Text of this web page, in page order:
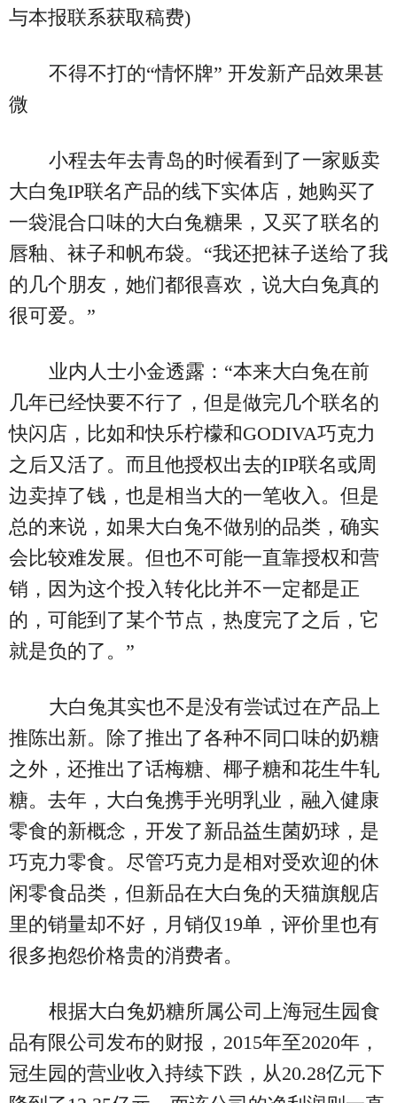
与本报联系获取稿费)
不得不打的“情怀牌” 开发新产品效果甚
微
小程去年去青岛的时候看到了一家贩卖
大白兔IP联名产品的线下实体店，她购买了
一袋混合口味的大白兔糖果，又买了联名的
唇釉、袜子和帆布袋。“我还把袜子送给了我
的几个朋友，她们都很喜欢，说大白兔真的
很可爱。”
业内人士小金透露：“本来大白兔在前
几年已经快要不行了，但是做完几个联名的
快闪店，比如和快乐柠檬和GODIVA巧克力
之后又活了。而且他授权出去的IP联名或周
边卖掉了钱，也是相当大的一笔收入。但是
总的来说，如果大白兔不做别的品类，确实
会比较难发展。但也不可能一直靠授权和营
销，因为这个投入转化比并不一定都是正
的，可能到了某个节点，热度完了之后，它
就是负的了。”
大白兔其实也不是没有尝试过在产品上
推陈出新。除了推出了各种不同口味的奶糖
之外，还推出了话梅糖、椰子糖和花生牛轧
糖。去年，大白兔携手光明乳业，融入健康
零食的新概念，开发了新品益生菌奶球，是
巧克力零食。尽管巧克力是相对受欢迎的休
闲零食品类，但新品在大白兔的天猫旗舰店
里的销量却不好，月销仅19单，评价里也有
很多抱怨价格贵的消费者。
根据大白兔奶糖所属公司上海冠生园食
品有限公司发布的财报，2015年至2020年，
冠生园的营业收入持续下跌，从20.28亿元下